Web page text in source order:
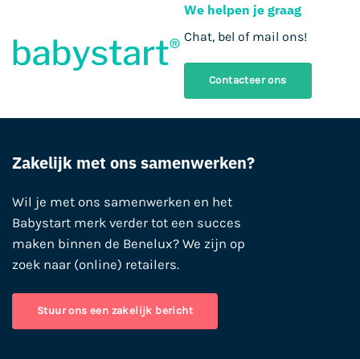
We helpen je graag
Chat, bel of mail ons!
Contacteer ons
Zakelijk met ons samenwerken?
Wil je met ons samenwerken en het
Babystart merk verder tot een succes
maken binnen de Benelux? We zijn op
zoek naar (online) retailers.
Stuur ons een zakelijk bericht